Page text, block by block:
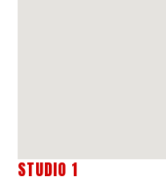
STUDIO 1